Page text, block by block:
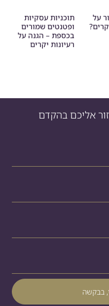
על
תוכניות עסקיות
ופטנטים שמורים
בכספת – הגנה על
רעיונות יקרים
אליכם בהקדם